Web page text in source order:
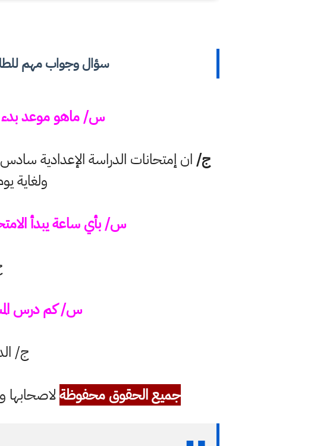
سؤال وجواب مهم
س/ ماهو موعد بدء امتحانات
ج/
ولغاية يوم
س/ بأي ساعة يبدأ الامتحان
س/ كم درس
ج/
جميع الحقوق محفوظةلاصحابها